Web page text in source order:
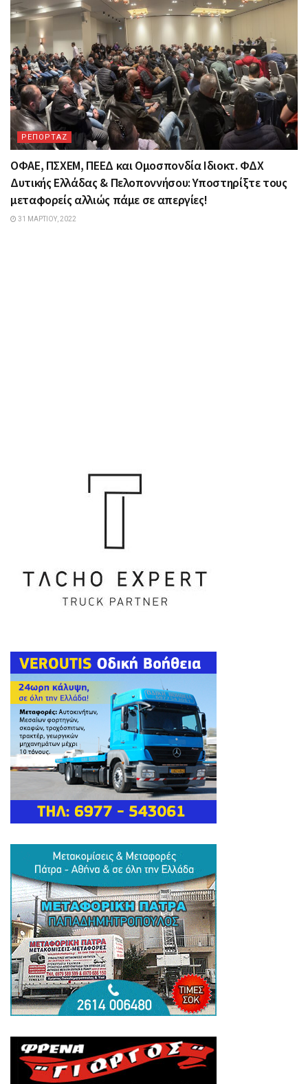
ΡΕΠΟΡΤΑΖ
ΟΦΑΕ, ΠΣΧΕΜ, ΠΕΕΔ και Ομοσπονδία Ιδιοκτ. ΦΔΧ
Δυτικής Ελλάδας & Πελοποννήσου: Υποστηρίξτε τους
μεταφορείς αλλιώς πάμε σε απεργίες!
31 ΜΑΡΤΊΟΥ, 2022